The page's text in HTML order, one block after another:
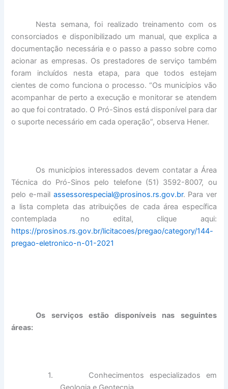
Nesta semana, foi realizado treinamento com os
consorciados e disponibilizado um manual, que explica a
documentação necessária e o passo a passo sobre como
acionar as empresas. Os prestadores de serviço também
foram incluídos nesta etapa, para que todos estejam
cientes de como funciona o processo. “Os municípios vão
acompanhar de perto a execução e monitorar se atendem
ao que foi contratado. O Pró-Sinos está disponível para dar
o suporte necessário em cada operação”, observa Hener.
Os municípios interessados devem contatar a Área
Técnica do Pró-Sinos pelo telefone (51) 3592-8007, ou
pelo e-mail assessorespecial@prosinos.rs.gov.br. Para ver
a lista completa das atribuições de cada área específica
contemplada no edital, clique aqui:
https://prosinos.rs.gov.br/licitacoes/pregao/category/144-
pregao-eletronico-n-01-2021
Os serviços estão disponíveis nas seguintes
áreas:
1.
Conhecimentos especializados em